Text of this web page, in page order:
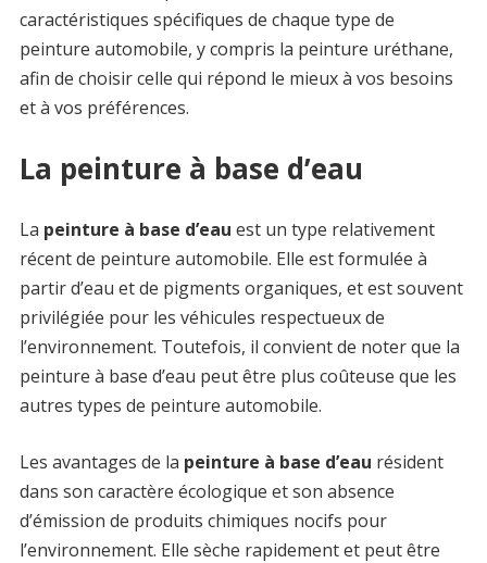
caractéristiques spécifiques de chaque type de
peinture automobile, y compris la peinture uréthane,
afin de choisir celle qui répond le mieux à vos besoins
et à vos préférences.
La peinture à base d’eau
La peinture à base d’eau est un type relativement
récent de peinture automobile. Elle est formulée à
partir d’eau et de pigments organiques, et est souvent
privilégiée pour les véhicules respectueux de
l’environnement. Toutefois, il convient de noter que la
peinture à base d’eau peut être plus coûteuse que les
autres types de peinture automobile.
Les avantages de la peinture à base d’eau résident
dans son caractère écologique et son absence
d’émission de produits chimiques nocifs pour
l’environnement. Elle sèche rapidement et peut être